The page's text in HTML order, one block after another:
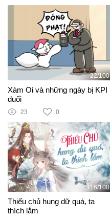
22/100
Xàm Oi và những ngày bị KPI
đuổi
23 0
116/100
Thiếu chủ hung dữ quá, ta
thích lắm